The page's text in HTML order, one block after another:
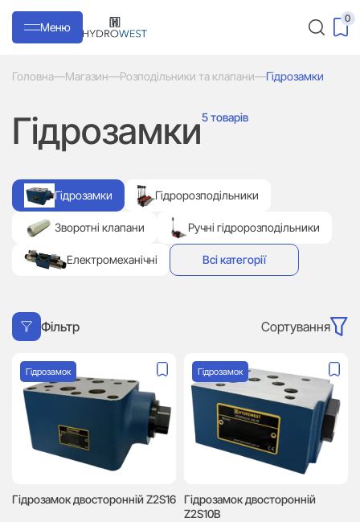
Меню
0
Головна—Магазин—Розподільники та клапани—Гідрозамки
Гідрозамки5 товарів
Гідророзподільники
Зворотні клапани
Гідрозамки
Ручні гідророзподільники
Електромеханічні Всі категорії
Фільтр Сортування
Гідрозамок двосторонній Z2S16
Гідрозамок
Гідрозамок двосторонній
Z2S10B
Гідрозамок